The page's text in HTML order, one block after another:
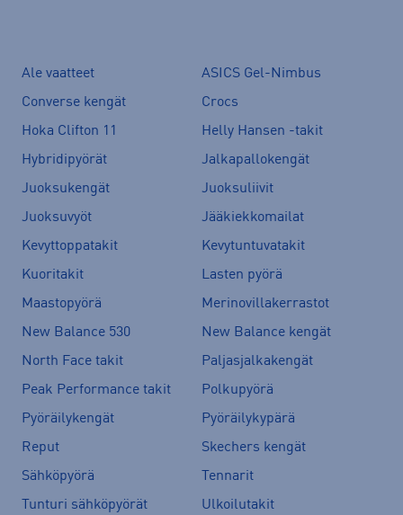
Ale vaatteet
ASICS Gel-Nimbus
Converse kengät
Crocs
Hoka Clifton 11
Helly Hansen -takit
Hybridipyörät
Jalkapallokengät
Juoksukengät
Juoksuliivit
Juoksuvyöt
Jääkiekkomailat
Kevyttoppatakit
Kevytuntuvatakit
Kuoritakit
Lasten pyörä
Maastopyörä
Merinovillakerrastot
New Balance 530
New Balance kengät
North Face takit
Paljasjalkakengät
Peak Performance takit
Polkupyörä
Pyöräilykengät
Pyöräilykypärä
Reput
Skechers kengät
Sähköpyörä
Tennarit
Tunturi sähköpyörät
Ulkoilutakit